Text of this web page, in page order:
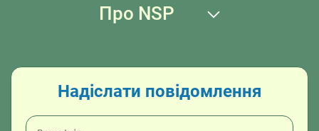
Про NSP
Надіслати повідомлення